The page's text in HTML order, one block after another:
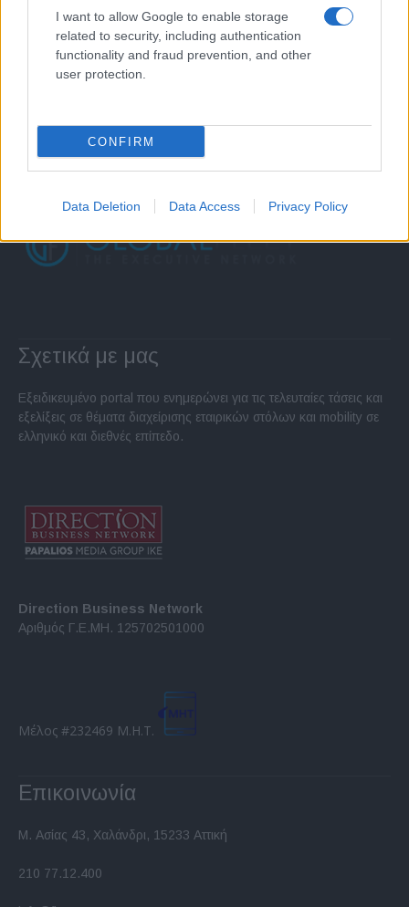
I want to allow Google to enable storage
related to security, including authentication
functionality and fraud prevention, and other
user protection.
CONFIRM
Data Deletion Data Access Privacy Policy
Σχετικά με μας
Εξειδικευμένο portal που ενημερώνει για τις τελευταίες τάσεις και
εξελίξεις σε θέματα διαχείρισης εταιρικών στόλων και mobility σε
ελληνικό και διεθνές επίπεδο.
Direction Business Network
Αριθμός Γ.Ε.ΜΗ. 125702501000
Μέλος #232469 Μ.Η.Τ.
Επικοινωνία
Μ. Ασίας 43, Χαλάνδρι, 15233 Αττική
210 77.12.400